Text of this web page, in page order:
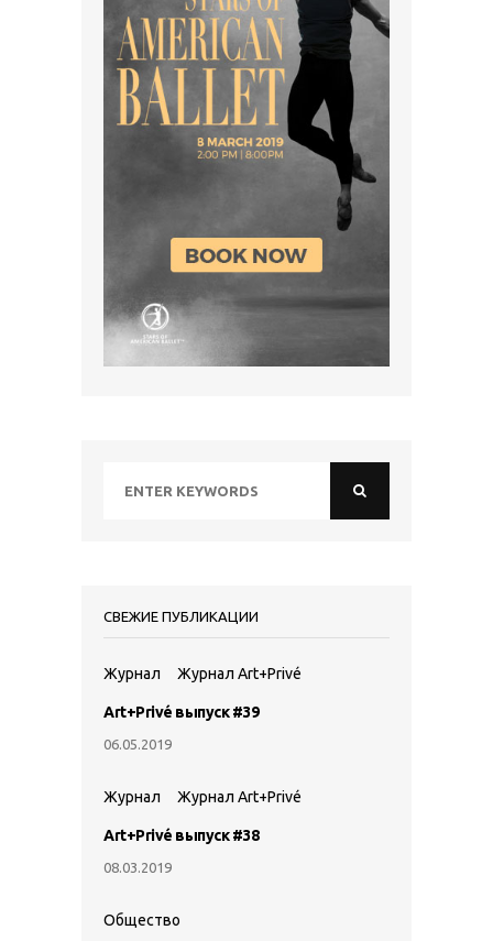
СВЕЖИЕ ПУБЛИКАЦИИ
Журнал Журнал Art+Privé
Art+Privé выпуск #39
06.05.2019
Журнал Журнал Art+Privé
Art+Privé выпуск #38
08.03.2019
Общество